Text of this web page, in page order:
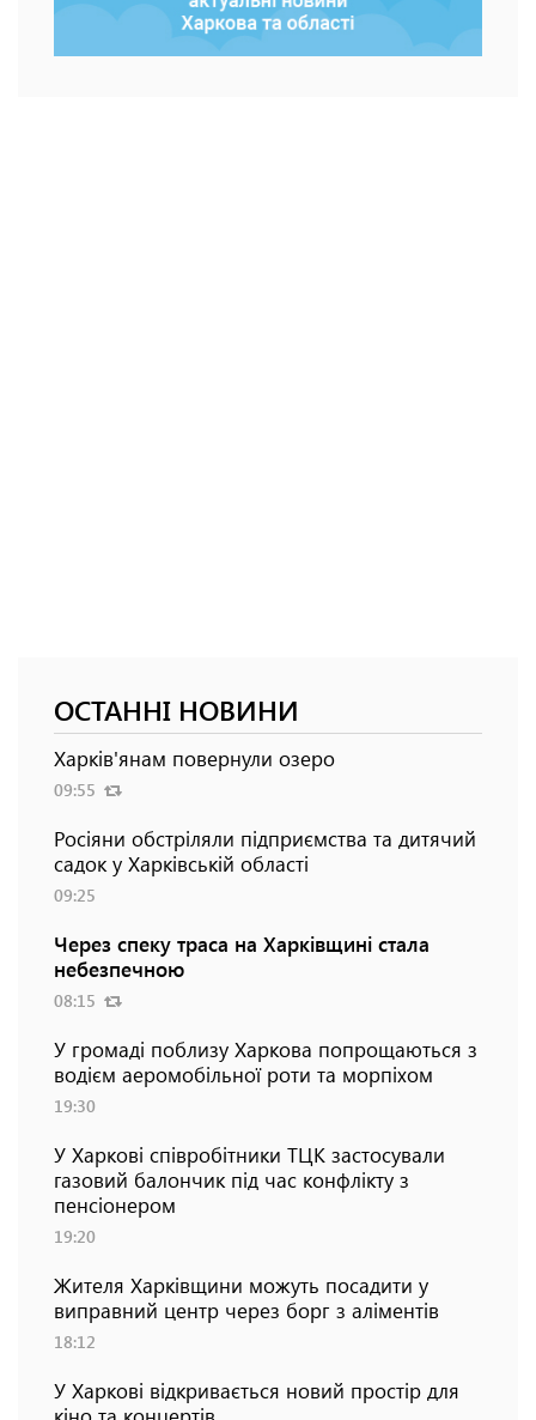
ОСТАННІ НОВИНИ
Харків'янам повернули озеро
09:55
Росіяни обстріляли підприємства та дитячий
садок у Харківській області
09:25
Через спеку траса на Харківщині стала
небезпечною
08:15
У громаді поблизу Харкова попрощаються з
водієм аеромобільної роти та морпіхом
19:30
У Харкові співробітники ТЦК застосували
газовий балончик під час конфлікту з
пенсіонером
19:20
Жителя Харківщини можуть посадити у
виправний центр через борг з аліментів
18:12
У Харкові відкривається новий простір для